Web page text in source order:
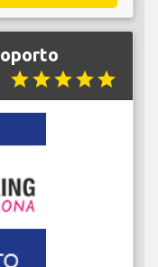
starstarstarstarstar